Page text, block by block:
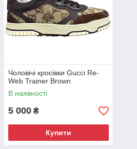
Чоловічі кросівки Gucci Re-
Web Trainer Brown
В наявності
5 000 ₴
Купити